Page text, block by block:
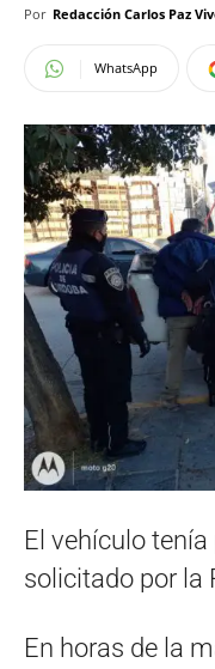
Por Redacción Carlos Paz
WhatsApp
El vehículo
solicitado por la
En horas de la